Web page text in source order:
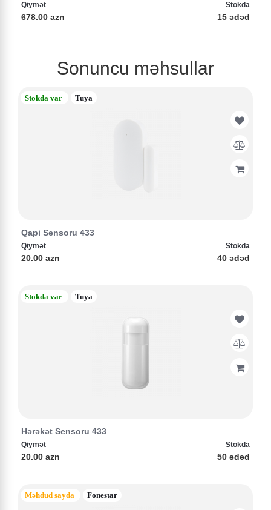
Qiymət
678.00 azn
Stokda
15 ədəd
Sonuncu məhsullar
Stokda var Tuya
Qapi Sensoru 433
Qiymət
20.00 azn
Stokda
40 ədəd
Stokda var Tuya
Hərəkət Sensoru 433
Qiymət
20.00 azn
Stokda
50 ədəd
Məhdud sayda Fonestar